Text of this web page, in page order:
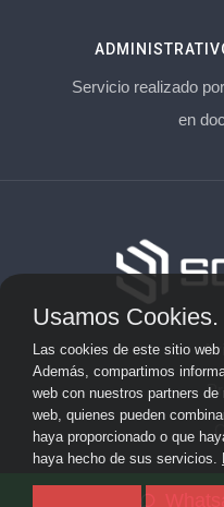
Servicio realizado
en
Usamos Cookies.
Las cookies de este sitio
Además, compartimos
web con nuestros partners
web, quienes pueden
haya proporcionado o que
haya hecho de sus servicios.